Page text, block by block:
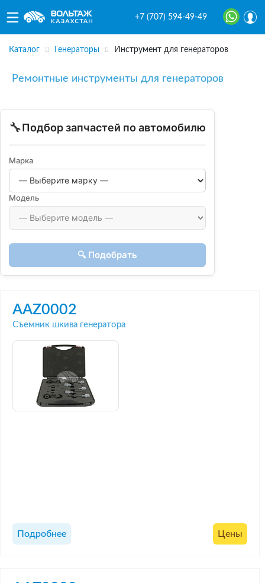
+7 (707) 594-49-49
Каталог Генераторы Инструмент для генераторов
Ремонтные инструменты для генераторов
🔧Подбор запчастей по автомобилю
Марка
Модель
🔍 Подобрать
AAZ0002
Съемник шкива генератора
Подробнее Цены